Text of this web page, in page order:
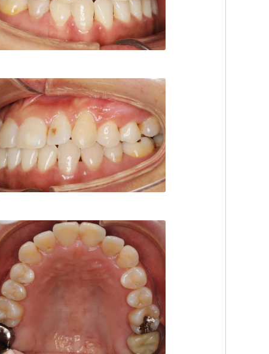
ンタルオフィス TEL:0862221182
デンタルオフィス TEL:0862221182
デンタルオフィス TEL:0862221182